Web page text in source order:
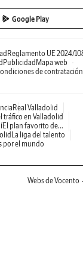
Google Play
Reglamento UE 2024/
Publicidad Mapa web
de contratación
Real Valladolid
tráfico en Valladolid
El plan favorito de...
La liga del talento
por el mundo
Webs de Vocento